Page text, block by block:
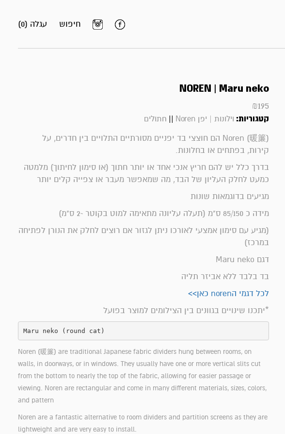
עגלה (0) חיפוש
NOREN | Maru neko
₪195
קטגוריות: וילונות | יפן Noren || חתולים
Noren (暖簾) הם חוצצי בד יפניים מסורתיים התלויים בין חדרים, על
קירות, בפתחים או בחלונות.
בדרך כלל יש להם חריץ אנכי אחד או יותר חתוך (או סימון לחיתוך) מלמטה
כמעט לחלק העליון של הבד, מה שמאפשר מעבר או צפייה קלים יותר
מגיעים בדוגמאות שונות
מידה כ 85/150 ס"מ (תעלה עליונה מתאימה למוט בקוטר ~2 ס"מ)
(מגיע עם סימון אמצעי לאורכו ניתן לגזור אם רוצים לחלק את הנורן לפתיחה
במרכז)
דגם Maru neko
בד בלבד ללא אביזר תליה
לכל דגמי הnoren כאן>>
*יתכנו שינויים בגוונים בין הצילומים למוצר בפועל
Maru neko (round cat)
Noren (暖簾) are traditional Japanese fabric dividers hung between rooms, on
walls, in doorways, or in windows. They usually have one or more vertical slits cut
from the bottom to nearly the top of the fabric, allowing for easier passage or
viewing. Noren are rectangular and come in many different materials, sizes, colors,
and pattern
Noren are a fantastic alternative to room dividers and partition screens as they are
lightweight and are very easy to install.